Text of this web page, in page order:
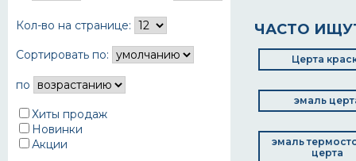
Кол-во на странице:
Сортировать по:
по
Хиты продаж
Новинки
Акции
ЧАСТО
Церта
эмаль
эмаль
церта